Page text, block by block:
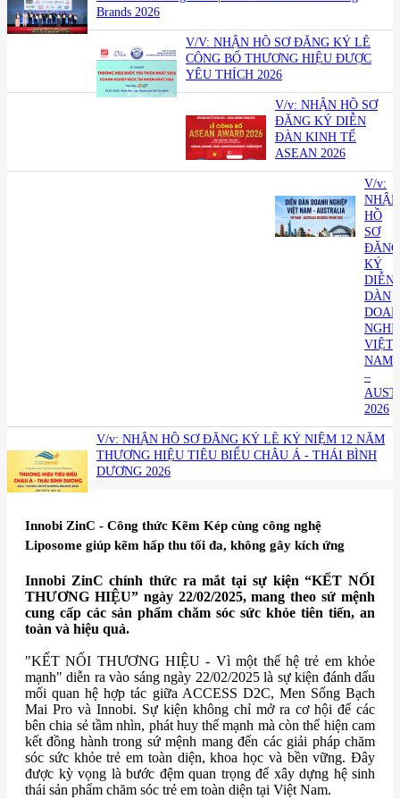
Brands 2026
V/V: NHẬN HỒ SƠ ĐĂNG KÝ LỄ
CÔNG BỐ THƯƠNG HIỆU ĐƯỢC
YÊU THÍCH 2026
V/v: NHẬN HỒ SƠ
ĐĂNG KÝ DIỄN
ĐÀN KINH TẾ
ASEAN 2026
V/v:
NHẬN
HỒ
SƠ
ĐĂNG
KÝ
DIỄN
DÀN
VIỆT
NAM
–
2026
V/v: NHẬN HỒ SƠ ĐĂNG KÝ LỄ KỶ NIỆM 12 NĂM
THƯƠNG HIỆU TIÊU BIỂU CHÂU Á - THÁI BÌNH
DƯƠNG 2026
​Innobi ZinC - Công thức Kẽm Kép cùng công nghệ
Liposome giúp kẽm hấp thu tối đa, không gây kích ứng
Innobi ZinC chính thức ra mắt tại sự kiện “KẾT NỐI
THƯƠNG HIỆU” ngày 22/02/2025, mang theo sứ mệnh
cung cấp các sản phẩm chăm sóc sức khỏe tiên tiến, an
toàn và hiệu quả.
"KẾT NỐI THƯƠNG HIỆU - Vì một thế hệ trẻ em khỏe
mạnh" diễn ra vào sáng ngày 22/02/2025 là sự kiện đánh dấu
mối quan hệ hợp tác giữa ACCESS D2C, Men Sống Bạch
Mai Pro và Innobi. Sự kiện không chỉ mở ra cơ hội để các
bên chia sẻ tầm nhìn, phát huy thế mạnh mà còn thể hiện cam
kết đồng hành trong sứ mệnh mang đến các giải pháp chăm
sóc sức khỏe trẻ em toàn diện, khoa học và bền vững. Đây
được kỳ vọng là bước đệm quan trọng để xây dựng hệ sinh
thái sản phẩm chăm sóc trẻ em toàn diện tại Việt Nam.